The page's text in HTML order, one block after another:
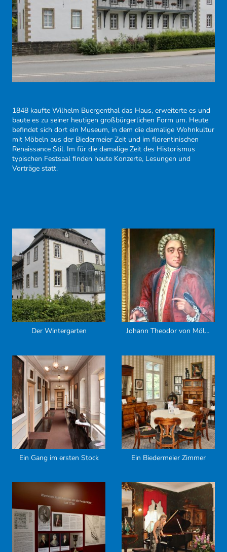
1848 kaufte Wilhelm Buergenthal das Haus, erweiterte es und
baute es zu seiner heutigen großbürgerlichen Form um. Heute
befindet sich dort ein Museum, in dem die damalige Wohnkultur
mit Möbeln aus der Biedermeier Zeit und im florentinischen
Renaissance Stil. Im für die damalige Zeit des Historismus
typischen Festsaal finden heute Konzerte, Lesungen und
Vorträge statt.
Der Wintergarten Johann Theodor von Möller
Ein Gang im ersten Stock Ein Biedermeier Zimmer